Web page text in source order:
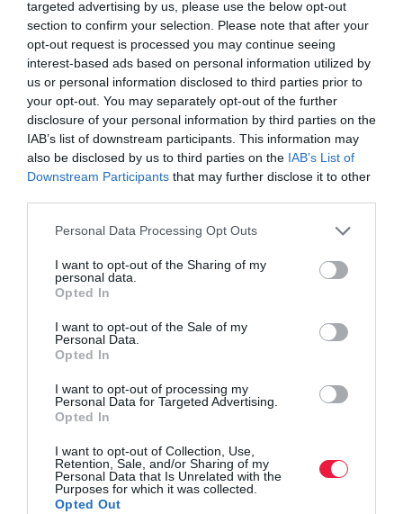
targeted advertising by us, please use the below opt-out
section to confirm your selection. Please note that after your
opt-out request is processed you may continue seeing
interest-based ads based on personal information utilized by
us or personal information disclosed to third parties prior to
your opt-out. You may separately opt-out of the further
disclosure of your personal information by third parties on the
IAB’s list of downstream participants. This information may
also be disclosed by us to third parties on the IAB’s List of
Downstream Participants that may further disclose it to other
Please note that this website/app uses one or more Google
not limited to your visit or usage behaviour. You may click to
grant or deny consent to Google and its third-party tags to
use your data for below specified purposes in below Google
consent section.
Personal Data Processing Opt Outs
I want to opt-out of the Sharing of my
personal data.
Opted In
I want to opt-out of the Sale of my
Personal Data.
Opted In
I want to opt-out of processing my
Personal Data for Targeted Advertising.
Opted In
I want to opt-out of Collection, Use,
Retention, Sale, and/or Sharing of my
Personal Data that Is Unrelated with the
Purposes for which it was collected.
Opted Out
átoltott idősotthonokban már egy százalék alatti a fertőzés.
járvány járványügyi korlátozás járványügyi szabályok
járvány megfékezése járványügyi védekezés járványgörbe
nyitás szigor koronavírus kormány korlátozás
korlátozások bolt boltbezárás boltlánc
boltnyitás gulyás gergely oktatás távoktatás
húsvét ünnepek oltás oltási kampány
oltási terv nyugdíjasok regisztráció vakcina
vakcinaútlevél
pedagógus önkéntes oltás oltási hajlandóság kamara
négyzetméter